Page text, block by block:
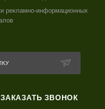
рекламно-информационных
ЗАКАЗАТЬ ЗВОНОК